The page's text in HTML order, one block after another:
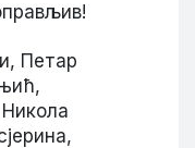
Петар